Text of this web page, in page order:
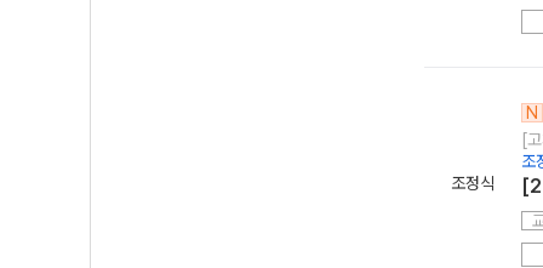
조정식
N
[
조